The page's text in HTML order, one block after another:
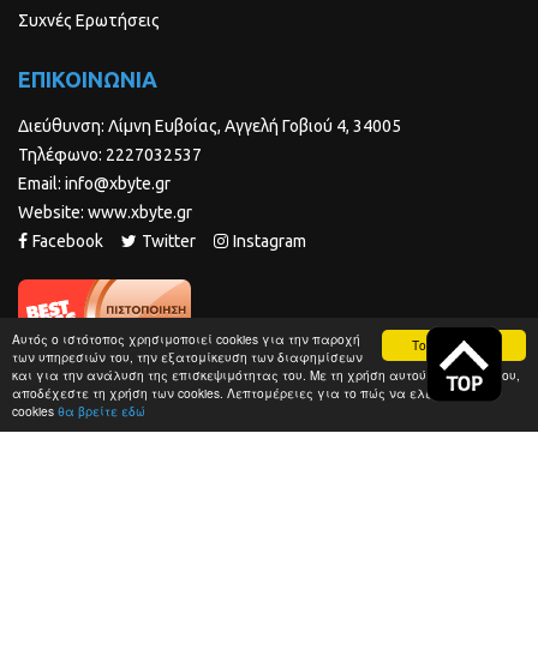
Το κατάλαβα
Αυτός ο ιστότοπος χρησιμοποιεί cookies για την παροχή
των υπηρεσιών του, την εξατομίκευση των διαφημίσεων
και για την ανάλυση της επισκεψιμότητας του. Με τη χρήση αυτού του ιστότοπου,
αποδέχεστε τη χρήση των cookies. Λεπτομέρειες για το πώς να ελέγχετε τα
cookies θα βρείτε εδώ
Συχνές Ερωτήσεις
ΕΠΙΚΟΙΝΩΝΙΑ
Διεύθυνση: Λίμνη Ευβοίας, Αγγελή Γοβιού 4, 34005
Τηλέφωνο: 2227032537
Email: info@xbyte.gr
Website: www.xbyte.gr
Facebook
Twitter Instagram